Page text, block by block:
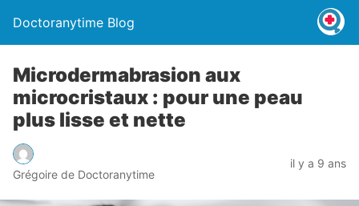
Doctoranytime Blog
Microdermabrasion aux
microcristaux : pour une peau
plus lisse et nette
Grégoire de Doctoranytime
il y a 9 ans